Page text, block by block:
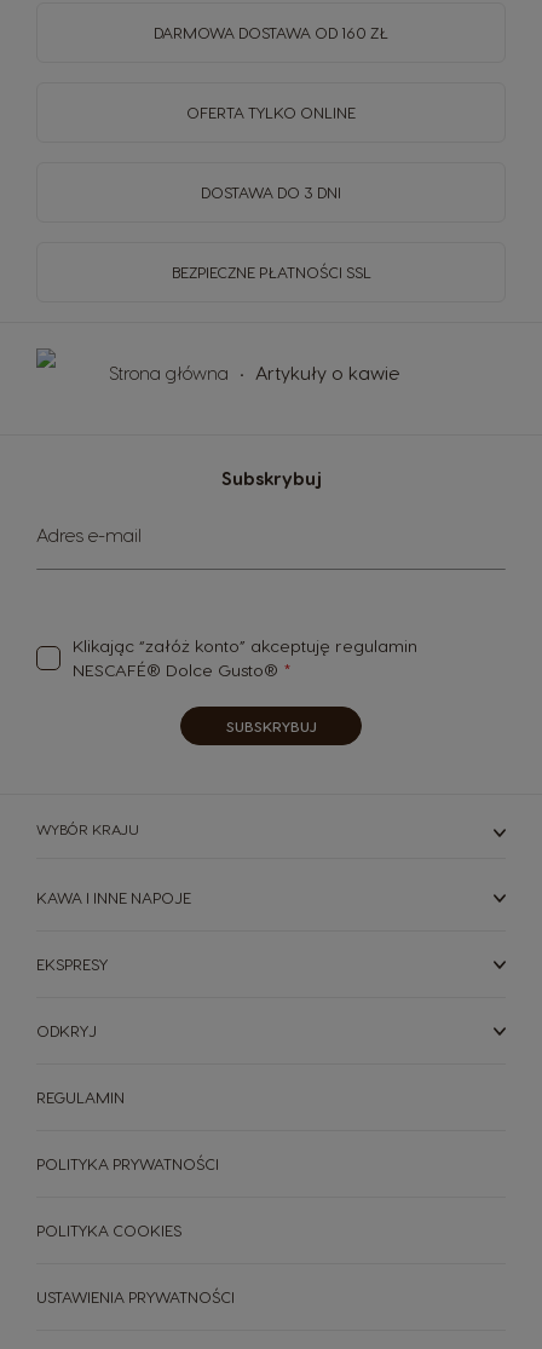
DARMOWA DOSTAWA OD 160 ZŁ
OFERTA TYLKO ONLINE
DOSTAWA DO 3 DNI
BEZPIECZNE PŁATNOŚCI SSL
Strona główna Artykuły o kawie
Subskrybuj
Subskrybuj
nasz
newsletter:
Adres e-mail
Klikając “załóż konto” akceptuję regulamin
NESCAFÉ® Dolce Gusto®
SUBSKRYBUJ
WYBÓR KRAJU
KAWA I INNE NAPOJE
EKSPRESY
ODKRYJ
REGULAMIN
POLITYKA PRYWATNOŚCI
POLITYKA COOKIES
USTAWIENIA PRYWATNOŚCI